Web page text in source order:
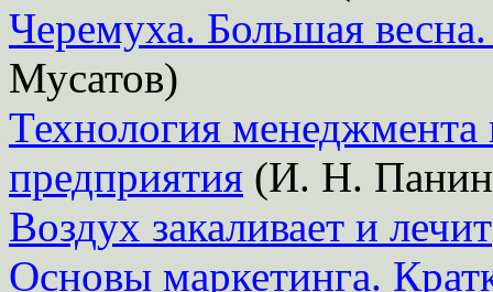
Черемуха. Большая
Мусатов)
Технология
предприятия (И. Н.
Воздух закаливает и лечит
Основы маркетинга.